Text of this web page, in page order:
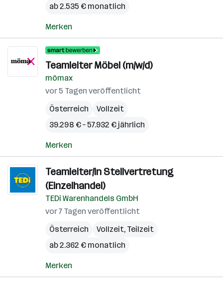
ab 2.535 € monatlich
Merken
Teamleiter Möbel (m/w/d)
mömax
vor 5 Tagen veröffentlicht
Österreich
Vollzeit
39.298 € – 57.932 € jährlich
Merken
Teamleiter/in Stellvertretung
(Einzelhandel)
TEDi Warenhandels GmbH
vor 7 Tagen veröffentlicht
Österreich
Vollzeit, Teilzeit
ab 2.362 € monatlich
Merken